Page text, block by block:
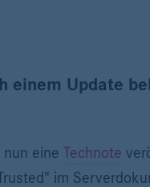
einem Update
eine Technote
im